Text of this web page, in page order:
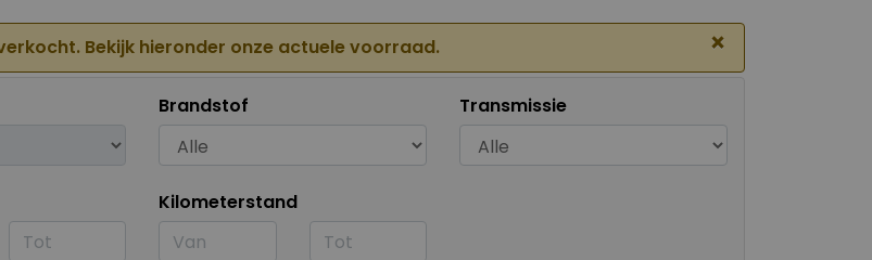
Bekijk hieronder onze actuele voorraad. ×
Brandstof Transmissie
Kilometerstand